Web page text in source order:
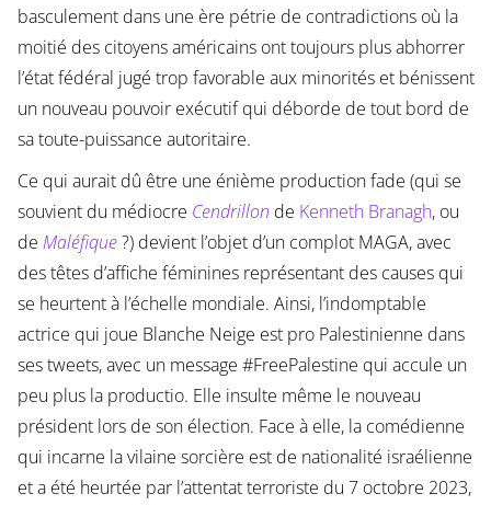
basculement dans une ère pétrie de contradictions où la
moitié des citoyens américains ont toujours plus abhorrer
l’état fédéral jugé trop favorable aux minorités et bénissent
un nouveau pouvoir exécutif qui déborde de tout bord de
sa toute-puissance autoritaire.
Ce qui aurait dû être une énième production fade (qui se
souvient du médiocre Cendrillon de Kenneth Branagh, ou
de Maléfique?) devient l’objet d’un complot MAGA, avec
des têtes d’affiche féminines représentant des causes qui
se heurtent à l’échelle mondiale. Ainsi, l’indomptable
actrice qui joue Blanche Neige est pro Palestinienne dans
ses tweets, avec un message #FreePalestine qui accule un
peu plus la productio. Elle insulte même le nouveau
président lors de son élection. Face à elle, la comédienne
qui incarne la vilaine sorcière est de nationalité israélienne
et a été heurtée par l’attentat terroriste du 7 octobre 2023,